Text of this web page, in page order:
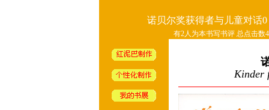
诺贝尔奖获得者与儿童对话0
有2人为本书写书评 总点击数
Kinder